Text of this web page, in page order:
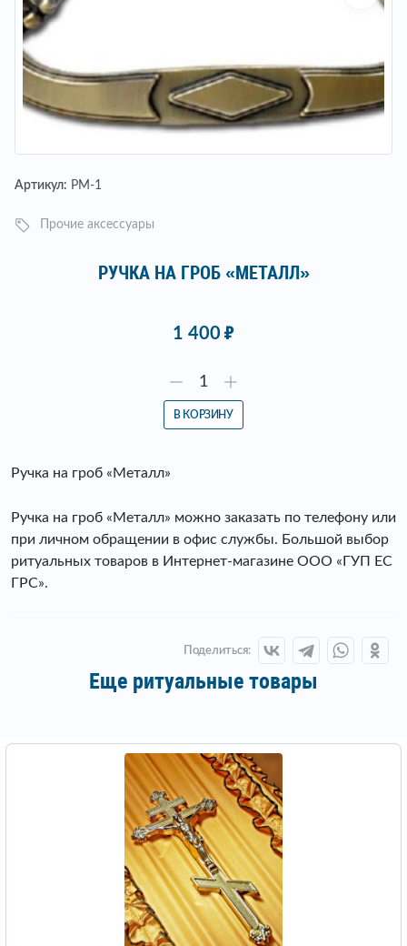
Артикул: РМ-1
Прочие аксессуары
РУЧКА НА ГРОБ «МЕТАЛЛ»
1 400
В КОРЗИНУ
Ручка на гроб «Металл»
Ручка на гроб «Металл» можно заказать по телефону или
при личном обращении в офис службы. Большой выбор
ритуальных товаров в Интернет-магазине ООО «ГУП ЕС
ГРС».
Поделиться:
Еще ритуальные товары